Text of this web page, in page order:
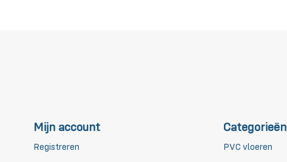
Mijn account
Registreren
Categorieën
PVC vloeren